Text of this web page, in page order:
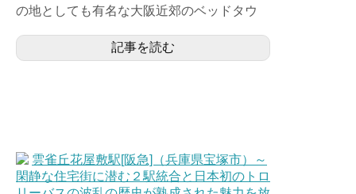
の地としても有名な大阪近郊のベッドタウ
面２線の高架駅で、特急...
記事を読む